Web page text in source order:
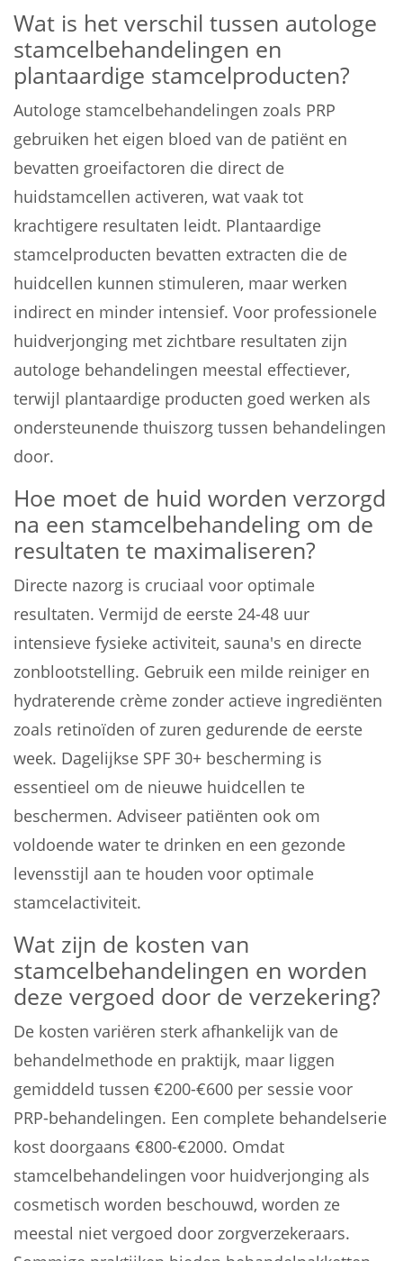
Wat is het verschil tussen autologe
stamcelbehandelingen en
plantaardige stamcelproducten?
Autologe stamcelbehandelingen zoals PRP
gebruiken het eigen bloed van de patiënt en
bevatten groeifactoren die direct de
huidstamcellen activeren, wat vaak tot
krachtigere resultaten leidt. Plantaardige
stamcelproducten bevatten extracten die de
huidcellen kunnen stimuleren, maar werken
indirect en minder intensief. Voor professionele
huidverjonging met zichtbare resultaten zijn
autologe behandelingen meestal effectiever,
terwijl plantaardige producten goed werken als
ondersteunende thuiszorg tussen behandelingen
door.
Hoe moet de huid worden verzorgd
na een stamcelbehandeling om de
resultaten te maximaliseren?
Directe nazorg is cruciaal voor optimale
resultaten. Vermijd de eerste 24-48 uur
intensieve fysieke activiteit, sauna's en directe
zonblootstelling. Gebruik een milde reiniger en
hydraterende crème zonder actieve ingrediënten
zoals retinoïden of zuren gedurende de eerste
week. Dagelijkse SPF 30+ bescherming is
essentieel om de nieuwe huidcellen te
beschermen. Adviseer patiënten ook om
voldoende water te drinken en een gezonde
levensstijl aan te houden voor optimale
stamcelactiviteit.
Wat zijn de kosten van
stamcelbehandelingen en worden
deze vergoed door de verzekering?
De kosten variëren sterk afhankelijk van de
behandelmethode en praktijk, maar liggen
gemiddeld tussen €200-€600 per sessie voor
PRP-behandelingen. Een complete behandelserie
kost doorgaans €800-€2000. Omdat
stamcelbehandelingen voor huidverjonging als
cosmetisch worden beschouwd, worden ze
meestal niet vergoed door zorgverzekeraars.